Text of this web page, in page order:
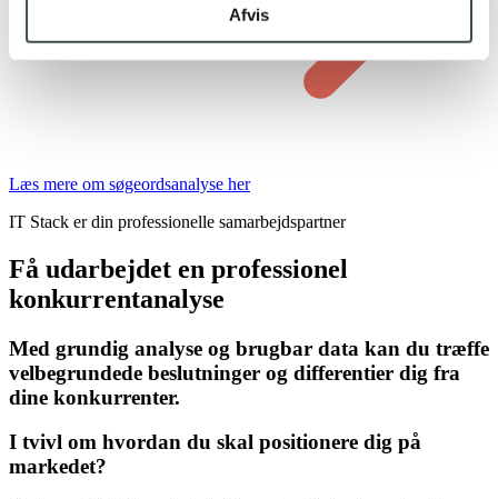
Afvis
Læs mere om søgeordsanalyse her
IT Stack er din professionelle samarbejdspartner
Få udarbejdet en professionel
konkurrentanalyse
Med grundig analyse og brugbar data kan du træffe
velbegrundede beslutninger og differentier dig fra
dine konkurrenter.
I tvivl om hvordan du skal positionere dig på
markedet?